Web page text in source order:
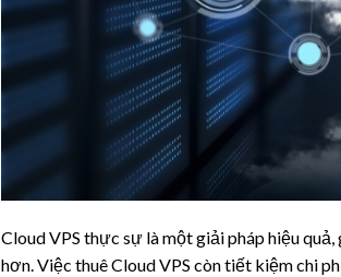
Cloud VPS thực sự là một giải pháp hiệu
hơn. Việc thuê Cloud VPS còn tiết kiệm chi